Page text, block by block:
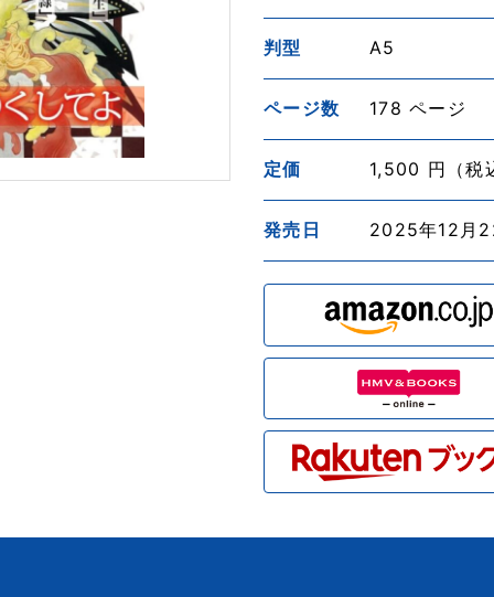
判型 A5
ページ数 178 ページ
定価 1,500 円（税
発売日 2025年12月